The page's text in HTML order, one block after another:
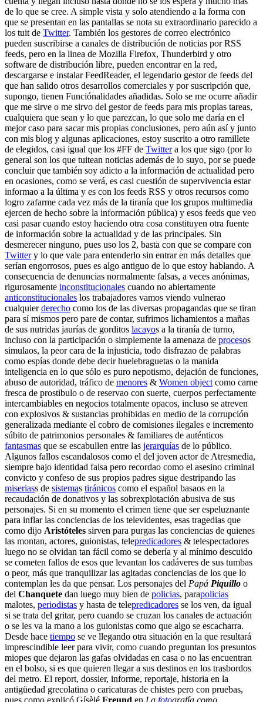
de lo que se cree. A simple vista y solo atendiendo a la forma con
que se presentan en las pantallas se nota su extraordinario parecido a
los tuit de Twitter. También los gestores de correo electrónico
pueden suscribirse a canales de distribución de noticias por RSS
feeds, pero en la linea de Mozilla Firefox, Thunderbird y otro
software de distribución libre, pueden encontrar en la red,
descargarse e instalar FeedReader, el legendario gestor de feeds del
que han salido otros desarrollos comerciales y por suscripción que,
supongo, tienen Funciónalidades añadidas. Solo se me ocurre añadir
que me sirve o me sirvo del gestor de feeds para mis propias tareas,
cualquiera que sean y lo que parezcan, lo que solo me daría en el
mejor caso para sacar mis propias conclusiones, pero aún así y junto
con mis blog y algunas aplicaciones, estoy suscrito a otro ramillete
de elegidos, casi igual que los #FF de Twittera los que sigo (por lo
general son los que tuitean noticias además de lo suyo, por se puede
concluir que también soy adicto a la información de actualidad pero
en ocasiones, como se verá, es casi cuestión de supervivencia estar
informao a la última y es con los feeds RSS y otros recursos como
logro zafarme cada vez más de la tiranía que los grupos multimedia
ejercen de hecho sobre la información pública) y esos feeds que veo
casi pasar cuando estoy haciendo otra cosa constituyen otra fuente
de información sobre la actualidad y de las principales. Sin
desmerecer ninguno, pues uso los 2, basta con que se compare con
Twittery lo que vale para entenderlo sin entrar en más detalles que
serían engorrosos, pues es algo antiguo de lo que estoy hablando. A
consecuencia de denuncias normalmente falsas, a veces anónimas,
rigurosamente inconstitucionales cuando no abiertamente
anticonstitucionales los trabajadores vamos viendo vulnerao
cualquierderecho como los de las diversas propagandas que se tiran
para sí mismos pero pare de contar, sufrimos lichamientos a mañas
de sus nutridas jaurías de gorditos lacayos a la tiranía de turno,
incluso con la participación o simplemente la amenaza de procesos
simulaos, la peor cara de la injusticia, todo disfrazao de palabras
como espías donde debe decir huelebraguetas o la manida
inteligencia en lo que sólo es puro nepotismo, dejación de funciones,
abuso de autoridad, tráfico de menores & Women object como carne
fresca de prostibulo o de reservao con suerte, cuerpos perfectamente
intercambiables en negocios totalmente opacos, incluso se atreven
con explosivos & sustancias prohibidas en medio de la corrupción
generalizada mediante el cobro de comisiones ilegales e incremento
súbito de patrimonios personales & familiares de auténticos
fantasmas que se escabullen entre las jerarquías de lo público.
Algunos fallos escandalosos como el del joven actor de Atresmedia,
siempre bajo identidad falsa pero recordao como el asesino criminal
convicto y confeso de sus propios padres sigue destripando las
miseriass de sistemas tiránicos como el español basaos en la
recaudación de donativos y las sobrexplotación abusiva de sus
personajes. Si en su momento el crimen tiene que ser espeluznante
para inflar las conciencias de los televidentes, esas tragedias que
como dijo Aristóteles sirven para purgas las conciencias de quienes
las montan, actores, guionistas, telepredicadores & telespectadores
luego no se olvidan tan fácil como se debería y al mínimo descuido
se cometen fallos de esos que levantan los cadáveres de sus tumbas
o peor, más que tranquilizar las agitadas conciencias de los que lo
contemplan les da que pensar. Los personajes del Papá Piquillo o
del Chanquete dan luego muy bien de policias, parapolicias
malotes, periodistas y hasta de telepredicadores se los ven, da igual
si se trata del gritar, pero cuando se cruzan los canales de actuación
o se les va la mano a los guionistas como que algo se escacharra.
Desde hace tiempo se ve llegando otra situación en la que resultará
imprescindible leer para vivir, como cuando preguntan los presuntos
miopes que dejaron las gafas olvidadas en casa o no las encuentran
en el bolso, si es que quieren llegar a sus destinos en los trasbordos
del metro. El report, dossier, informe, reportaje, historia en la
antigüedad grecolatina o caricaturas de chistes pero con pruebas,